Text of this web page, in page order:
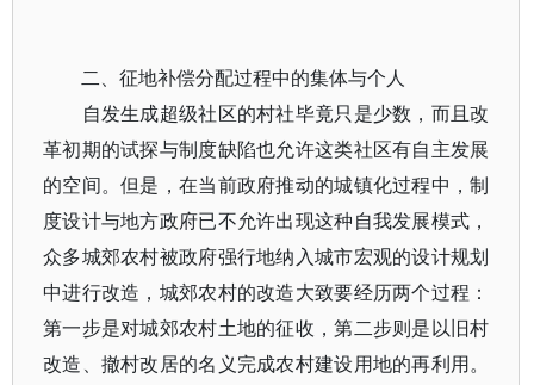
二、征地补偿分配过程中的集体与个人
自发生成超级社区的村社毕竟只是少数，而且改
革初期的试探与制度缺陷也允许这类社区有自主发展
的空间。但是，在当前政府推动的城镇化过程中，制
度设计与地方政府已不允许出现这种自我发展模式，
众多城郊农村被政府强行地纳入城市宏观的设计规划
中进行改造，城郊农村的改造大致要经历两个过程：
第一步是对城郊农村土地的征收，第二步则是以旧村
改造、撤村改居的名义完成农村建设用地的再利用。